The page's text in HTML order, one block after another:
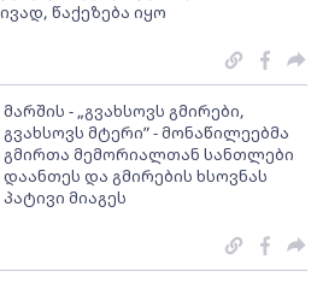
წაქეზება იყო
მარშის - „გვახსოვს გმირები,
გვახსოვს მტერი” - მონაწილეებმა
გმირთა მემორიალთან სანთლები
დაანთეს და გმირების ხსოვნას
პატივი მიაგეს